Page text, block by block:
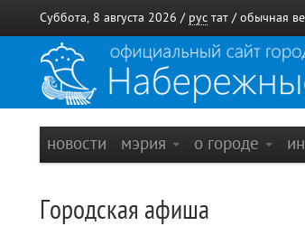
Суббота, 8 августа 2026 / рус тат / обычная
новости мэрия о городе
Городская афиша